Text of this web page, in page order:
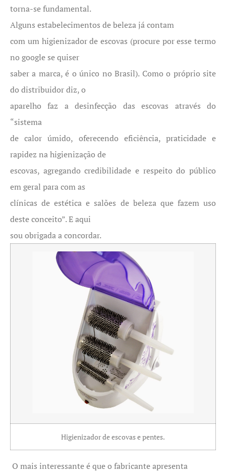
torna-se fundamental.
Alguns estabelecimentos de beleza já contam
com um higienizador de escovas (procure por esse termo
no google se quiser
saber a marca, é o único no Brasil). Como o próprio site
do distribuidor diz, o
aparelho faz a desinfecção das escovas através do
“sistema
de calor úmido, oferecendo eficiência, praticidade e
rapidez na higienização de
escovas, agregando credibilidade e respeito do público
em geral para com as
clínicas de estética e salões de beleza que fazem uso
deste conceito”. E aqui
sou obrigada a concordar.
Higienizador de escovas e pentes.
O mais interessante é que o fabricante apresenta